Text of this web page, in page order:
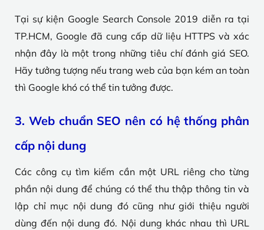
Tại sự kiện Google Search Console 2019 diễn ra tại
TP.HCM, Google đã cung cấp dữ liệu HTTPS và xác
nhận đây là một trong những tiêu chí đánh giá SEO.
Hãy tưởng tượng nếu trang web của bạn kém an toàn
thì Google khó có thể tin tưởng được.
3. Web chuẩn SEO nên có hệ thống phân
cấp nội dung
Các công cụ tìm kiếm cần một URL riêng cho từng
phần nội dung để chúng có thể thu thập thông tin và
lập chỉ mục nội dung đó cũng như giới thiệu người
dùng đến nội dung đó. Nội dung khác nhau thì URL